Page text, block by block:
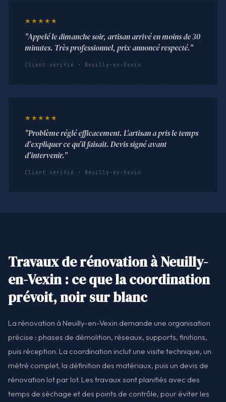
★★★★★
"Appelé le dimanche soir, artisan arrivé en moins de 30
minutes. Très professionnel, prix annoncé respecté."
Client vérifié · Neuilly-en-Vexin
★★★★★
"Problème réglé efficacement. L'artisan a pris le temps
d'expliquer ce qu'il faisait. Devis signé avant
d'intervenir."
Client vérifié · Neuilly-en-Vexin
Travaux de rénovation à Neuilly-
en-Vexin : ce que la coordination
prévoit, noir sur blanc
La rénovation à Neuilly-en-Vexin demande une organisation
précise : phases de démolition, réseaux, supports, finitions,
puis réception. La coordination inclut une visite technique, un
métré complet, la définition des matériaux, puis un devis de
rénovation lot par lot. Les travaux sont planifiés avec des
temps de séchage et des points de contrôle, pour éviter les